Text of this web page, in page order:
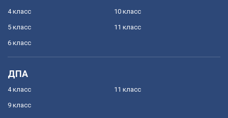
4 класс
5 класс
6 класс
10 класс
11 класс
ДПА
4 класс
9 класс
11 класс